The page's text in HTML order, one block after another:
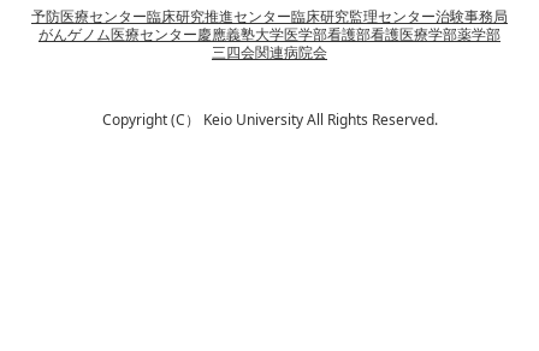
予防医療センター臨床研究推進センター臨床研究監理センター治験事務局
がんゲノム医療センター慶應義塾大学医学部看護部看護医療学部薬学部
三四会関連病院会
Copyright (C） Keio University All Rights Reserved.